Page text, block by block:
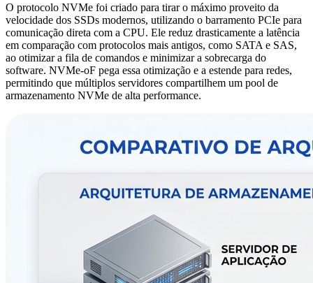
O protocolo NVMe foi criado para tirar o máximo proveito da
velocidade dos SSDs modernos, utilizando o barramento PCIe para
comunicação direta com a CPU. Ele reduz drasticamente a latência
em comparação com protocolos mais antigos, como SATA e SAS,
ao otimizar a fila de comandos e minimizar a sobrecarga do
software. NVMe-oF pega essa otimização e a estende para redes,
permitindo que múltiplos servidores compartilhem um pool de
armazenamento NVMe de alta performance.